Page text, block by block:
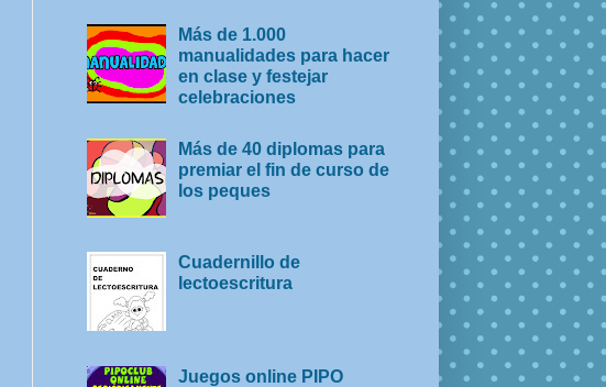
Más de 1.000
manualidades para hacer
en clase y festejar
celebraciones
Más de 40 diplomas para
premiar el fin de curso de
los peques
Cuadernillo de
lectoescritura
Juegos online PIPO